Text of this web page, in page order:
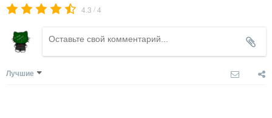
4.3 /4
Лучшие